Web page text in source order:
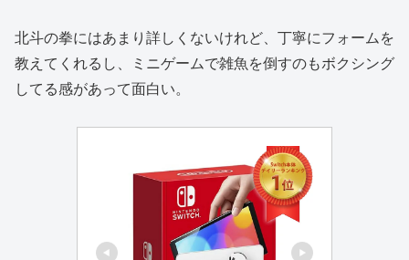
北斗の拳にはあまり詳しくないけれど、丁寧にフォームを
教えてくれるし、ミニゲームで雑魚を倒すのもボクシング
してる感があって面白い。